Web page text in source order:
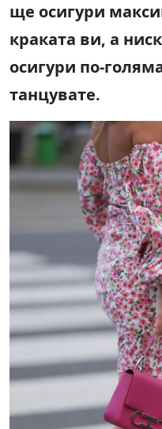
ще осигури
краката ви, а
осигури по-
танцувате.